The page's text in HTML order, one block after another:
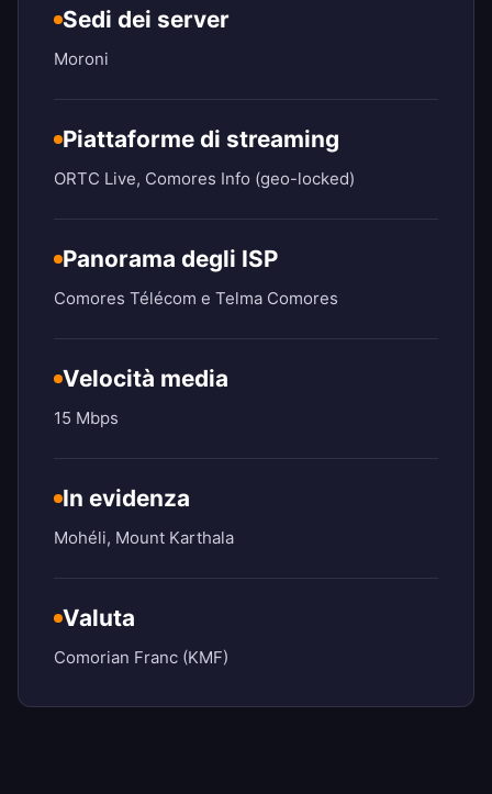
Sedi dei server
Moroni
Piattaforme di streaming
ORTC Live, Comores Info (geo-locked)
Panorama degli ISP
Comores Télécom e Telma Comores
Velocità media
15 Mbps
In evidenza
Mohéli, Mount Karthala
Valuta
Comorian Franc (KMF)